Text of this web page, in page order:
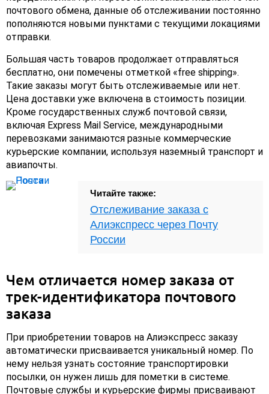
почтового обмена, данные об отслеживании постоянно
пополняются новыми пунктами с текущими локациями
отправки.
Большая часть товаров продолжает отправляться
бесплатно, они помечены отметкой «free shipping».
Такие заказы могут быть отслеживаемые или нет.
Цена доставки уже включена в стоимость позиции.
Кроме государственных служб почтовой связи,
включая Express Mail Service, международными
перевозками занимаются разные коммерческие
курьерские компании, используя наземный транспорт и
авиапочты.
Читайте также:
Отслеживание заказа с
Алиэкспресс через Почту
России
Чем отличается номер заказа от
трек-идентификатора почтового
заказа
При приобретении товаров на Алиэкспресс заказу
автоматически присваивается уникальный номер. По
нему нельзя узнать состояние транспортировки
посылки, он нужен лишь для пометки в системе.
Почтовые службы и курьерские фирмы присваивают